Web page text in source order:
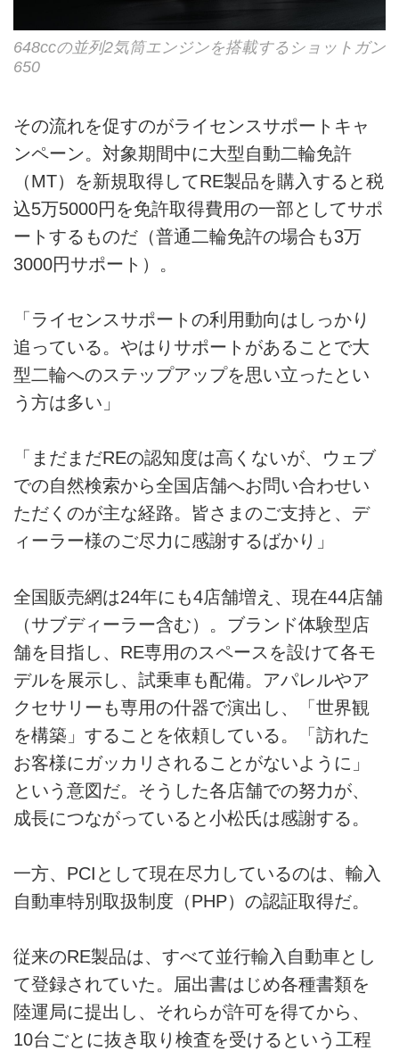
648ccの並列2気筒エンジンを搭載するショットガン
650
その流れを促すのがライセンスサポートキャ
ンペーン。対象期間中に大型自動二輪免許
（MT）を新規取得してRE製品を購入すると税
込5万5000円を免許取得費用の一部としてサポ
ートするものだ（普通二輪免許の場合も3万
3000円サポート）。
「ライセンスサポートの利用動向はしっかり
追っている。やはりサポートがあることで大
型二輪へのステップアップを思い立ったとい
う方は多い」
「まだまだREの認知度は高くないが、ウェブ
での自然検索から全国店舗へお問い合わせい
ただくのが主な経路。皆さまのご支持と、デ
ィーラー様のご尽力に感謝するばかり」
全国販売網は24年にも4店舗増え、現在44店舗
（サブディーラー含む）。ブランド体験型店
舗を目指し、RE専用のスペースを設けて各モ
デルを展示し、試乗車も配備。アパレルやア
クセサリーも専用の什器で演出し、「世界観
を構築」することを依頼している。「訪れた
お客様にガッカリされることがないように」
という意図だ。そうした各店舗での努力が、
成長につながっていると小松氏は感謝する。
一方、PCIとして現在尽力しているのは、輸入
自動車特別取扱制度（PHP）の認証取得だ。
従来のRE製品は、すべて並行輸入自動車とし
て登録されていた。届出書はじめ各種書類を
陸運局に提出し、それらが許可を得てから、
10台ごとに抜き取り検査を受けるという工程